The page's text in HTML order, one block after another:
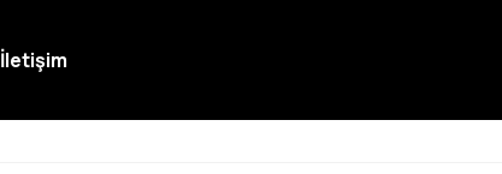
İletişim